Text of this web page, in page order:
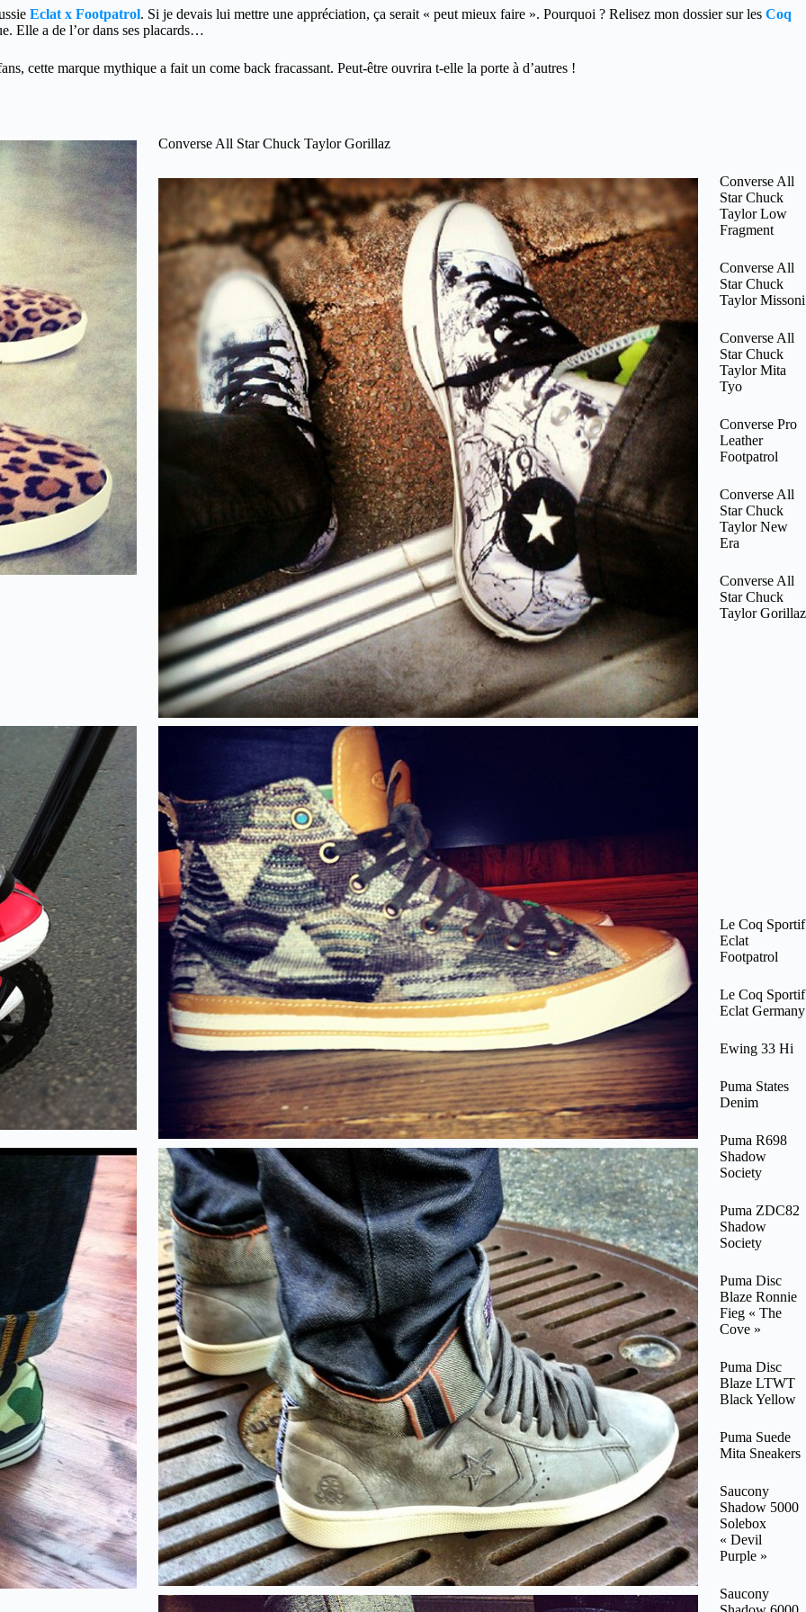
Eclat x Footpatrol. Si je devais lui mettre une appréciation, ça serait « peut mieux faire ». Pourquoi ? Relisez mon dossier sur les Coq
Elle a de l’or dans ses placards…
cette marque mythique a fait un come back fracassant. Peut-être ouvrira t-elle la porte à d’autres !
Converse All Star Chuck Taylor Gorillaz
Converse All
Star Chuck
Taylor Low
Fragment
Converse All
Star Chuck
Taylor Missoni
Converse All
Star Chuck
Taylor Mita
Tyo
Converse Pro
Leather
Footpatrol
Converse All
Star Chuck
Taylor New
Era
Converse All
Star Chuck
Taylor Gorillaz
Le Coq Sportif
Eclat
Footpatrol
Le Coq Sportif
Eclat Germany
Ewing 33 Hi
Puma States
Denim
Puma R698
Shadow
Society
Puma ZDC82
Shadow
Society
Puma Disc
Blaze Ronnie
Fieg « The
Cove »
Puma Disc
Blaze LTWT
Black Yellow
Puma Suede
Mita Sneakers
Saucony
Shadow 5000
Solebox
« Devil
Purple »
Saucony